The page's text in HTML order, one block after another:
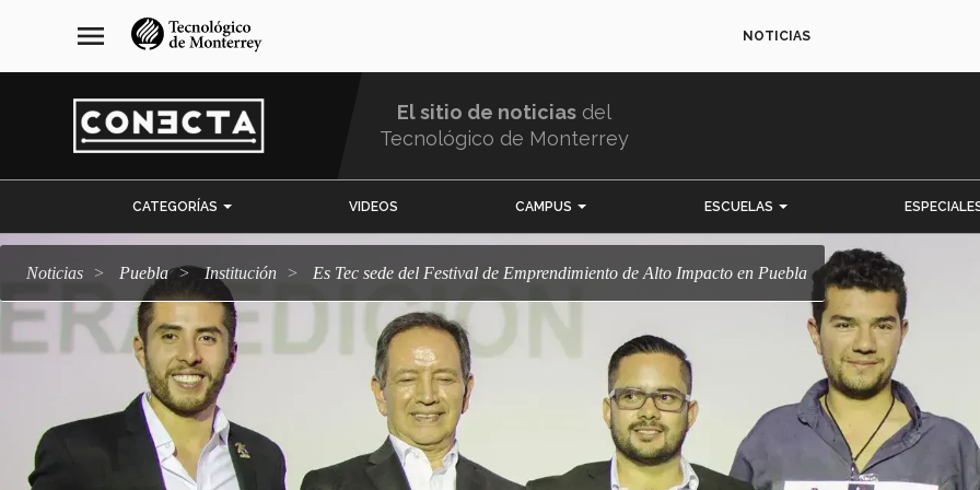
navegación
principal
menu NOTICIAS
El sitio de noticias del
Tecnológico de Monterrey
CATEGORÍAS VIDEOS CAMPUS ESCUELAS
Noticias Puebla Institución Es Tec sede del Festival de Emprendimiento de Alto Impacto en Puebla